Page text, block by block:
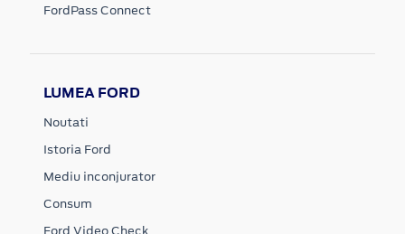
FordPass Connect
LUMEA FORD
Noutati
Istoria Ford
Mediu inconjurator
Consum